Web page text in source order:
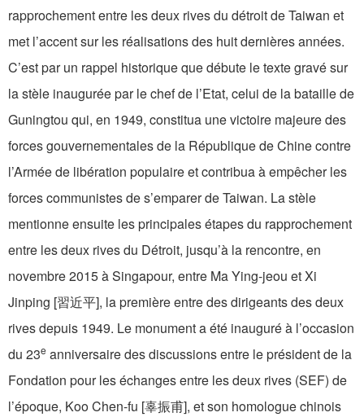
rapprochement entre les deux rives du détroit de Taiwan et
met l’accent sur les réalisations des huit dernières années.
C’est par un rappel historique que débute le texte gravé sur
la stèle inaugurée par le chef de l’Etat, celui de la bataille de
Guningtou qui, en 1949, constitua une victoire majeure des
forces gouvernementales de la République de Chine contre
l’Armée de libération populaire et contribua à empêcher les
forces communistes de s’emparer de Taiwan. La stèle
mentionne ensuite les principales étapes du rapprochement
entre les deux rives du Détroit, jusqu’à la rencontre, en
novembre 2015 à Singapour, entre Ma Ying-jeou et Xi
Jinping [習近平], la première entre des dirigeants des deux
rives depuis 1949. Le monument a été inauguré à l’occasion
du 23e anniversaire des discussions entre le président de la
Fondation pour les échanges entre les deux rives (SEF) de
l’époque, Koo Chen-fu [辜振甫], et son homologue chinois